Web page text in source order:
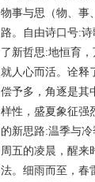
物事与思（物、事
路。自由诗口号:
了新哲思:地恒育
就人心而活。诠释
偿予多，角逐是其
样性，盛夏象征强
的新思路:温季与
周五的凌晨，醒来
法。细雨而至，春